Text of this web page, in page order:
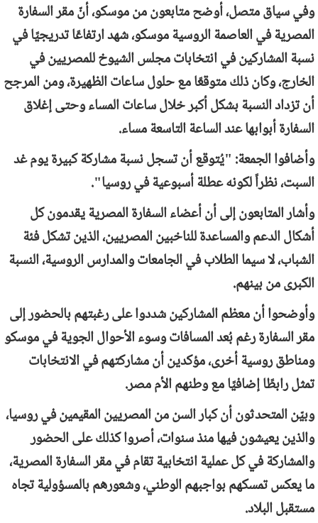
وفي سياق متصل، أوضح متابعون من موسكو، أنّ مقر السفارة
المصرية في العاصمة الروسية موسكو، شهد ارتفاعًا تدريجيًا في
نسبة المشاركين في انتخابات مجلس الشيوخ للمصريين في
الخارج، وكان ذلك متوقعًا مع حلول ساعات الظهيرة، ومن المرجح
أن تزداد النسبة بشكل أكبر خلال ساعات المساء وحتى إغلاق
السفارة أبوابها عند الساعة التاسعة مساء.
وأضافوا الجمعة: "يُتوقع أن تسجل نسبة مشاركة كبيرة يوم غد
السبت، نظراً لكونه عطلة أسبوعية في روسيا".
وأشار المتابعون إلى أن أعضاء السفارة المصرية يقدمون كل
أشكال الدعم والمساعدة للناخبين المصريين، الذين تشكل فئة
الشباب، لا سيما الطلاب في الجامعات والمدارس الروسية، النسبة
الكبرى من بينهم.
وأوضحوا أن معظم المشاركين شددوا على رغبتهم بالحضور إلى
مقر السفارة رغم بُعد المسافات وسوء الأحوال الجوية في موسكو
ومناطق روسية أخرى، مؤكدين أن مشاركتهم في الانتخابات
تمثل رابطًا إضافيًا مع وطنهم الأم مصر.
وبيّن المتحدثون أن كبار السن من المصريين المقيمين في روسيا،
والذين يعيشون فيها منذ سنوات، أصروا كذلك على الحضور
والمشاركة في كل عملية انتخابية تقام في مقر السفارة المصرية،
ما يعكس تمسكهم بواجبهم الوطني، وشعورهم بالمسؤولية تجاه
مستقبل البلاد.